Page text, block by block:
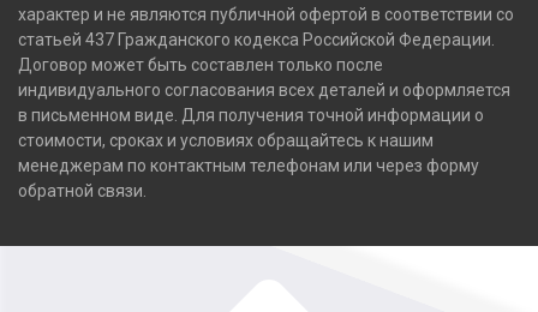
характер и не являются публичной офертой в соответствии со
статьей 437 Гражданского кодекса Российской Федерации.
Договор может быть составлен только после
индивидуального согласования всех деталей и оформляется
в письменном виде. Для получения точной информации о
стоимости, сроках и условиях обращайтесь к нашим
менеджерам по контактным телефонам или через форму
обратной связи.